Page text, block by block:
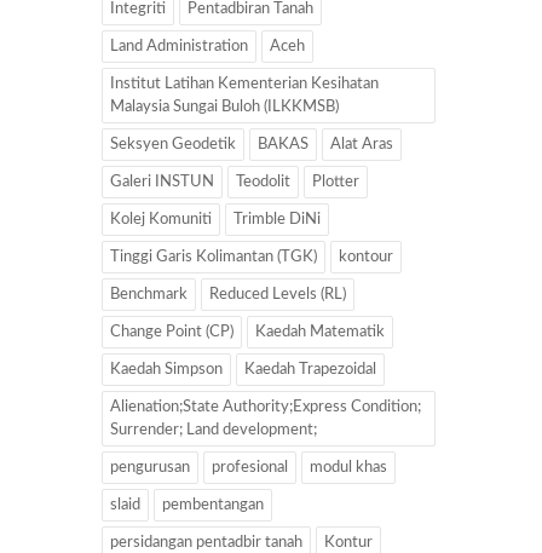
Integriti Pentadbiran Tanah
Land Administration Aceh
Institut Latihan Kementerian Kesihatan
Malaysia Sungai Buloh (ILKKMSB)
Seksyen Geodetik BAKAS Alat Aras
Galeri INSTUN Teodolit Plotter
Kolej Komuniti Trimble DiNi
Tinggi Garis Kolimantan (TGK) kontour
Benchmark Reduced Levels (RL)
Change Point (CP) Kaedah Matematik
Kaedah Simpson Kaedah Trapezoidal
Alienation;State Authority;Express Condition;
Surrender; Land development;
pengurusan profesional modul khas
slaid pembentangan
persidangan pentadbir tanah Kontur